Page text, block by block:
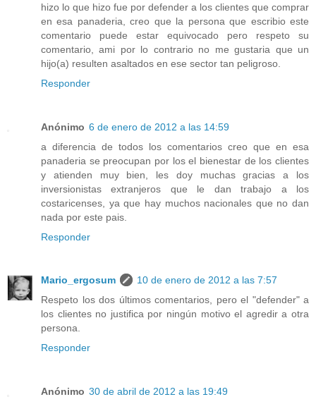
hizo lo que hizo fue por defender a los clientes que comprar
en esa panaderia, creo que la persona que escribio este
comentario puede estar equivocado pero respeto su
comentario, ami por lo contrario no me gustaria que un
hijo(a) resulten asaltados en ese sector tan peligroso.
Responder
Anónimo 6 de enero de 2012 a las 14:59
a diferencia de todos los comentarios creo que en esa
panaderia se preocupan por los el bienestar de los clientes
y atienden muy bien, les doy muchas gracias a los
inversionistas extranjeros que le dan trabajo a los
costaricenses, ya que hay muchos nacionales que no dan
nada por este pais.
Responder
Mario_ergosum
10 de enero de 2012 a las 7:57
Respeto los dos últimos comentarios, pero el "defender" a
los clientes no justifica por ningún motivo el agredir a otra
persona.
Responder
Anónimo 30 de abril de 2012 a las 19:49